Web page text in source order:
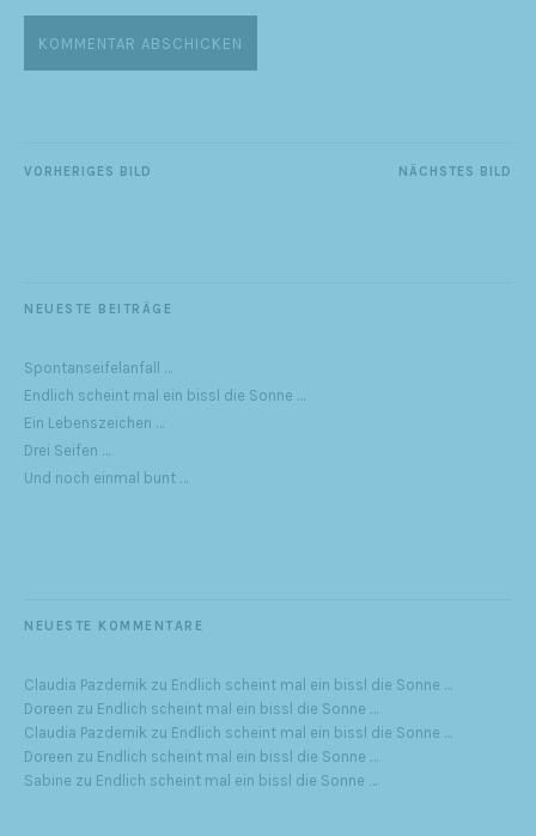
NÄCHSTES BILD
VORHERIGES BILD
NEUESTE BEITRÄGE
Spontanseifelanfall …
Endlich scheint mal ein bissl die Sonne …
Ein Lebenszeichen …
Drei Seifen …
Und noch einmal bunt …
NEUESTE KOMMENTARE
Claudia Pazdernik zu Endlich scheint mal ein bissl die Sonne …
Doreen zu Endlich scheint mal ein bissl die Sonne …
Claudia Pazdernik zu Endlich scheint mal ein bissl die Sonne …
Doreen zu Endlich scheint mal ein bissl die Sonne …
Sabine zu Endlich scheint mal ein bissl die Sonne …